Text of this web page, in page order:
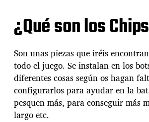
¿Qué son los
Son unas piezas que iréis
todo el juego. Se instalan en los
diferentes cosas según os hagan
configurarlos para ayudar en la
pesquen más, para conseguir más
largo etc.